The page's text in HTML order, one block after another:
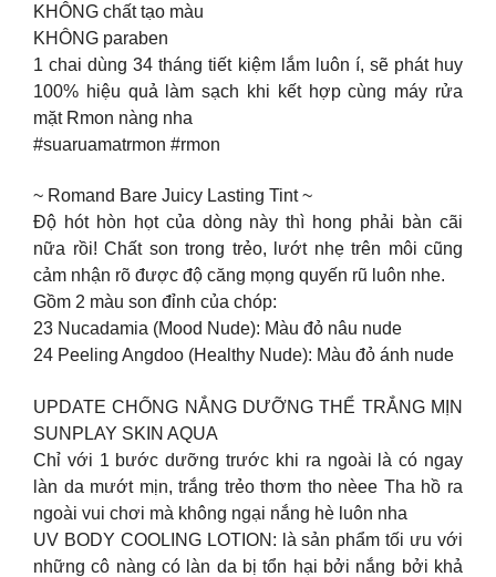
KHÔNG chất tạo màu
KHÔNG paraben
1 chai dùng 34 tháng tiết kiệm lắm luôn í, sẽ phát huy
100% hiệu quả làm sạch khi kết hợp cùng máy rửa
mặt Rmon nàng nha
#suaruamatrmon #rmon
~ Romand Bare Juicy Lasting Tint ~
Độ hót hòn họt của dòng này thì hong phải bàn cãi
nữa rồi! Chất son trong trẻo, lướt nhẹ trên môi cũng
cảm nhận rõ được độ căng mọng quyến rũ luôn nhe.
Gồm 2 màu son đỉnh của chóp:
23 Nucadamia (Mood Nude): Màu đỏ nâu nude
24 Peeling Angdoo (Healthy Nude): Màu đỏ ánh nude
UPDATE CHỐNG NẮNG DƯỠNG THỂ TRẮNG MỊN
SUNPLAY SKIN AQUA
Chỉ với 1 bước dưỡng trước khi ra ngoài là có ngay
làn da mướt mịn, trắng trẻo thơm tho nèee Tha hồ ra
ngoài vui chơi mà không ngại nắng hè luôn nha
UV BODY COOLING LOTION: là sản phẩm tối ưu với
những cô nàng có làn da bị tổn hại bởi nắng bởi khả